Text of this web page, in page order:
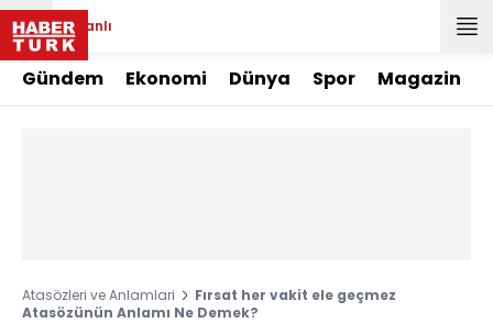
Canlı
Gündem Ekonomi Dünya Spor Magazin
Atasözleri ve Anlamlari
Fırsat her vakit ele geçmez
Atasözünün Anlamı Ne Demek?